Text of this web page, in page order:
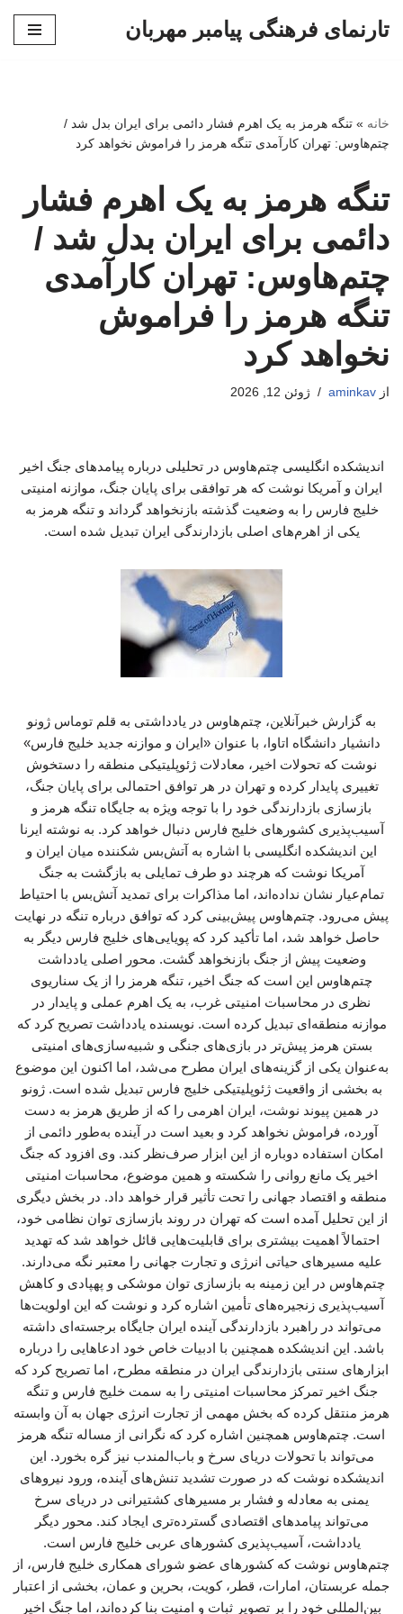
تارنمای فرهنگی پیامبر مهربان
خانه » تنگه هرمز به یک اهرم فشار دائمی برای ایران بدل شد /
چتم‌هاوس: تهران کارآمدی تنگه هرمز را فراموش نخواهد کرد
تنگه هرمز به یک اهرم فشار
دائمی برای ایران بدل شد /
چتم‌هاوس: تهران کارآمدی
تنگه هرمز را فراموش
نخواهد کرد
از aminkav ژوئن 12, 2026
اندیشکده انگلیسی چتم‌هاوس در تحلیلی درباره پیامدهای جنگ اخیر
ایران و آمریکا نوشت که هر توافقی برای پایان جنگ، موازنه امنیتی
خلیج فارس را به وضعیت گذشته بازنخواهد گرداند و تنگه هرمز به
یکی از اهرم‌های اصلی بازدارندگی ایران تبدیل شده است.
به گزارش خبرآنلاین، چتم‌هاوس در یادداشتی به قلم توماس ژونو
دانشیار دانشگاه اتاوا، با عنوان «ایران و موازنه جدید خلیج فارس»
نوشت که تحولات اخیر، معادلات ژئوپلیتیکی منطقه را دستخوش
تغییری پایدار کرده و تهران در هر توافق احتمالی برای پایان جنگ،
بازسازی بازدارندگی خود را با توجه ویژه به جایگاه تنگه هرمز و
آسیب‌پذیری کشورهای خلیج فارس دنبال خواهد کرد. به نوشته ایرنا
این اندیشکده انگلیسی با اشاره به آتش‌بس شکننده میان ایران و
آمریکا نوشت که هرچند دو طرف تمایلی به بازگشت به جنگ
تمام‌عیار نشان نداده‌اند، اما مذاکرات برای تمدید آتش‌بس با احتیاط
پیش می‌رود. چتم‌هاوس پیش‌بینی کرد که توافق درباره تنگه در نهایت
حاصل خواهد شد، اما تأکید کرد که پویایی‌های خلیج فارس دیگر به
وضعیت پیش از جنگ بازنخواهد گشت. محور اصلی یادداشت
چتم‌هاوس این است که جنگ اخیر، تنگه هرمز را از یک سناریوی
نظری در محاسبات امنیتی غرب، به یک اهرم عملی و پایدار در
موازنه منطقه‌ای تبدیل کرده است. نویسنده یادداشت تصریح کرد که
بستن هرمز پیش‌تر در بازی‌های جنگی و شبیه‌سازی‌های امنیتی
به‌عنوان یکی از گزینه‌های ایران مطرح می‌شد، اما اکنون این موضوع
به بخشی از واقعیت ژئوپلیتیکی خلیج فارس تبدیل شده است. ژونو
در همین پیوند نوشت، ایران اهرمی را که از طریق هرمز به دست
آورده، فراموش نخواهد کرد و بعید است در آینده به‌طور دائمی از
امکان استفاده دوباره از این ابزار صرف‌نظر کند. وی افزود که جنگ
اخیر یک مانع روانی را شکسته و همین موضوع، محاسبات امنیتی
منطقه و اقتصاد جهانی را تحت تأثیر قرار خواهد داد. در بخش دیگری
از این تحلیل آمده است که تهران در روند بازسازی توان نظامی خود،
احتمالاً اهمیت بیشتری برای قابلیت‌هایی قائل خواهد شد که تهدید
علیه مسیرهای حیاتی انرژی و تجارت جهانی را معتبر نگه می‌دارند.
چتم‌هاوس در این زمینه به بازسازی توان موشکی و پهپادی و کاهش
آسیب‌پذیری زنجیره‌های تأمین اشاره کرد و نوشت که این اولویت‌ها
می‌تواند در راهبرد بازدارندگی آینده ایران جایگاه برجسته‌ای داشته
باشد. این اندیشکده همچنین با ادبیات خاص خود ادعاهایی را درباره
ابزارهای سنتی بازدارندگی ایران در منطقه مطرح، اما تصریح کرد که
جنگ اخیر تمرکز محاسبات امنیتی را به سمت خلیج فارس و تنگه
هرمز منتقل کرده که بخش مهمی از تجارت انرژی جهان به آن وابسته
است. چتم‌هاوس همچنین اشاره کرد که نگرانی از مساله تنگه هرمز
می‌تواند با تحولات دریای سرخ و باب‌المندب نیز گره بخورد. این
اندیشکده نوشت که در صورت تشدید تنش‌های آینده، ورود نیروهای
یمنی به معادله و فشار بر مسیرهای کشتیرانی در دریای سرخ
می‌تواند پیامدهای اقتصادی گسترده‌تری ایجاد کند. محور دیگر
یادداشت، آسیب‌پذیری کشورهای عربی خلیج فارس است.
چتم‌هاوس نوشت که کشورهای عضو شورای همکاری خلیج فارس، از
جمله عربستان، امارات، قطر، کویت، بحرین و عمان، بخشی از اعتبار
بین‌المللی خود را بر تصویر ثبات و امنیت بنا کرده‌اند، اما جنگ اخیر